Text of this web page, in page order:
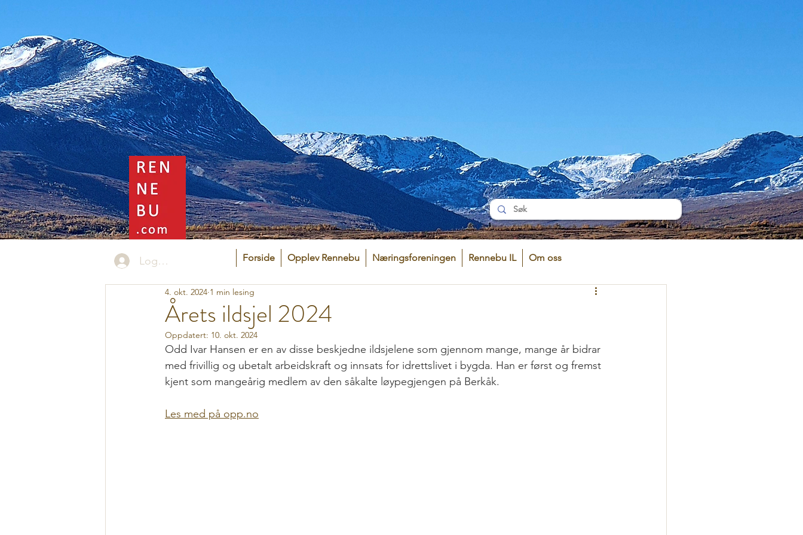
Forside Opplev Rennebu Næringsforeningen Rennebu IL Om oss
Logg inn
Årets ildsjel 2024
4. okt. 2024 1 min lesing
Oppdatert: 10. okt. 2024
Odd Ivar Hansen er en av disse beskjedne ildsjelene som gjennom mange, mange år bidrar
med frivillig og ubetalt arbeidskraft og innsats for idrettslivet i bygda. Han er først og fremst
kjent som mangeårig medlem av den såkalte løypegjengen på Berkåk.
Les med på opp.no